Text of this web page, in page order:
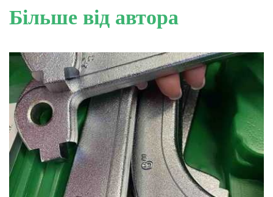
Більше від автора